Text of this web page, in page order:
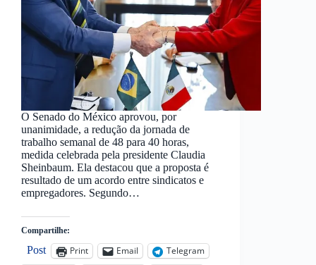
O Senado do México aprovou, por
unanimidade, a redução da jornada de
trabalho semanal de 48 para 40 horas,
medida celebrada pela presidente Claudia
Sheinbaum. Ela destacou que a proposta é
resultado de um acordo entre sindicatos e
empregadores. Segundo…
Compartilhe:
Post Print Email
Telegram